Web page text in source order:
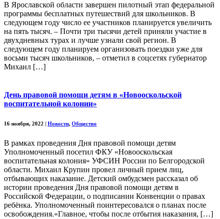
В Ярославской области завершен пилотный этап федеральной
программы бесплатных путешествий для школьников. В
следующем году число ее участников планируется увеличить
на пять тысяч. – Почти три тысячи детей приняли участие в
двухдневных турах и лучше узнали свой регион. В
следующем году планируем организовать поездки уже для
восьми тысяч школьников, – отметил в соцсетях губернатор
Михаил […]
День правовой помощи детям в «Новооскольской
воспитательной колонии»
16 ноября, 2022 Новости, Общество
В рамках проведения Дня правовой помощи детям
Уполномоченный посетил ФКУ «Новооскольская
воспитательная колония» УФСИН России по Белгородской
области. Михаил Крупин провел личный прием лиц,
отбывающих наказание. Детский омбудсмен рассказал об
истории проведения Дня правовой помощи детям в
Российской Федерации, о подписании Конвенции о правах
ребёнка. Уполномоченный поинтересовался о планах после
освобождения.«Главное, чтобы после отбытия наказания, […]